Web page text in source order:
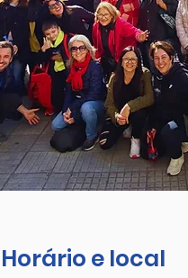
Horário e local